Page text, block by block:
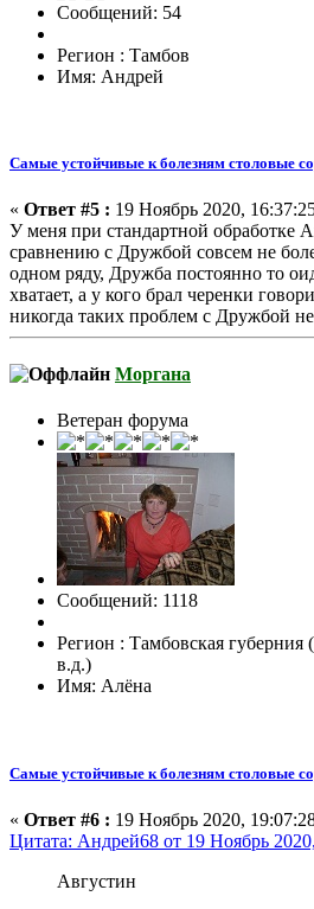
Сообщений: 54
Регион : Тамбов
Имя: Андрей
Самые устойчивые к болезням столовые
« Ответ #5 : 19 Ноябрь 2020,
У меня при стандартной обработке
сравнению с Дружбой совсем не
одном ряду, Дружба постоянно то
хватает, а у кого брал черенки
никогда таких проблем с Дружбой
Моргана
Ветеран форума
Сообщений: 1118
Регион : Тамбовская губерния
в.д.)
Имя: Алёна
Самые устойчивые к болезням столовые
« Ответ #6 : 19 Ноябрь 2020,
Цитата: Андрей68 от 19 Ноябрь
Августин